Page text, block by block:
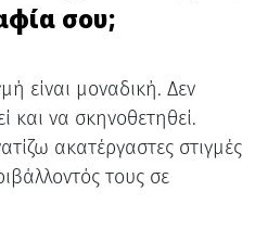
σου;
είναι μοναδική. Δεν
και να σκηνοθετηθεί.
ακατέργαστες στιγμές
τους σε